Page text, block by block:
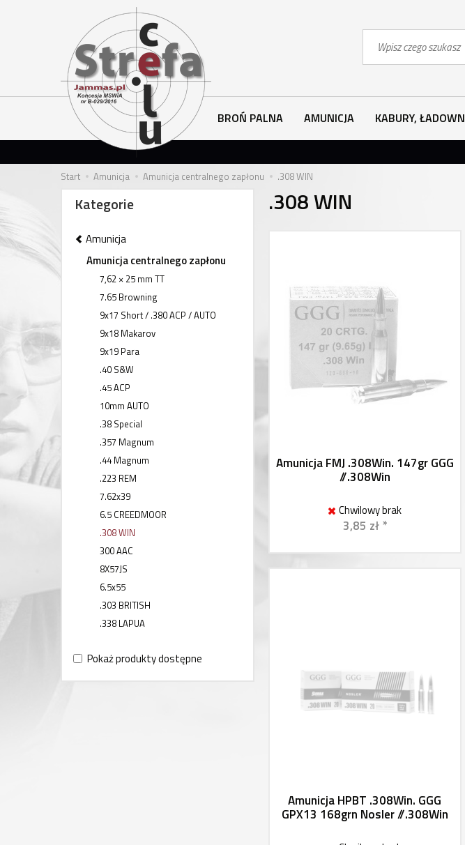
BROŃ PALNA AMUNICJA KABURY,
Start Amunicja Amunicja centralnego zapłonu .308 WIN
.308 WIN
Amunicja FMJ .308Win. 147gr GGG
//.308Win
Chwilowy brak
3,85 zł *
Amunicja HPBT .308Win. GGG
GPX13 168grn Nosler //.308Win
Kategorie
Amunicja
Amunicja centralnego zapłonu
7,62 × 25 mm TT
7.65 Browning
9x17 Short / .380 ACP / AUTO
9x18 Makarov
9x19 Para
.40 S&W
.45 ACP
10mm AUTO
.38 Special
.357 Magnum
.44 Magnum
.223 REM
7.62x39
6.5 CREEDMOOR
.308 WIN
300 AAC
8X57JS
6.5x55
.303 BRITISH
.338 LAPUA
Pokaż produkty dostępne